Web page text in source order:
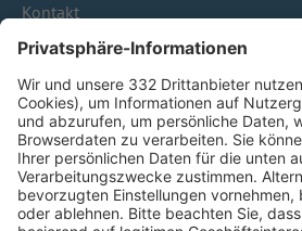
Kontakt
HÄUFIG BESUCHTE SEITEN
Pässe und Vereinswechsel
Trainerausbildung
Schulungsangebot Vereinsmitarbeiter
BFV-Geschäftsstellen